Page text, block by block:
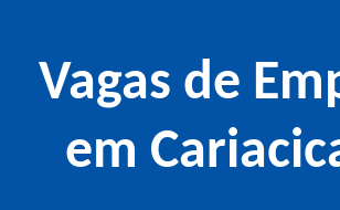
Vagas de
em